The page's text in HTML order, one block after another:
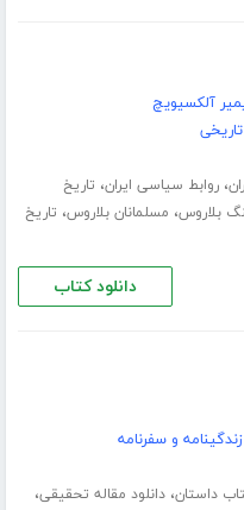
آلکسیویچ
،روابط سیاسی ایران، تاریخ
بلاروس، مسلمانان بلاروس، تاریخ
دانلود کتاب
و سفرنامه
داستان،دانلود مقاله تحقیقی،